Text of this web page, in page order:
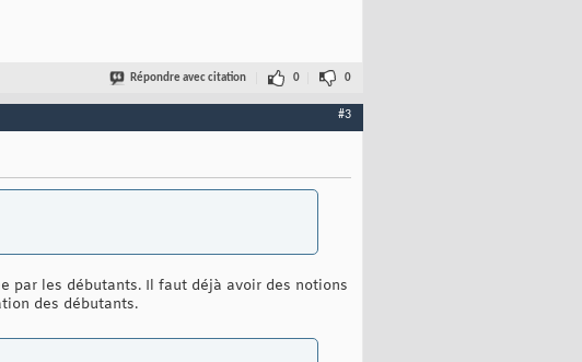
Répondre avec citation 0 0
#3
par les débutants. Il faut déjà avoir des notions
des débutants.